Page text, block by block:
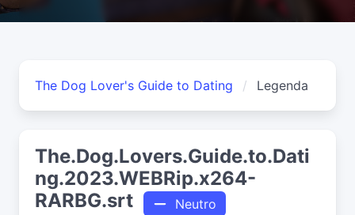
The Dog Lover's Guide to Dating Legenda
The.Dog.Lovers.Guide.to.Dati
ng.2023.WEBRip.x264-
RARBG.srt
Neutro